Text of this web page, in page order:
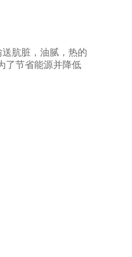
肮脏，油腻，热的
了节省能源并降低